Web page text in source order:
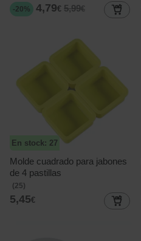
-20%
4,79€ 5,99€
En stock: 27
Molde cuadrado para jabones
de 4 pastillas
(25)
5,45€